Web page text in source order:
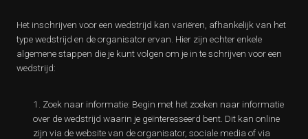
Het inschrijven voor een wedstrijd kan variëren, afhankelijk van het
type wedstrijd en de organisator ervan. Hier zijn echter enkele
algemene stappen die je kunt volgen om je in te schrijven voor een
wedstrijd:
Zoek naar informatie: Begin met het zoeken naar informatie
over de wedstrijd waarin je geïnteresseerd bent. Dit kan online
zijn via de website van de organisator, sociale media of via